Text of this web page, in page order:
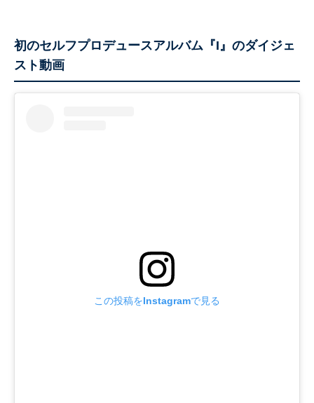
初のセルフプロデュースアルバム『I』のダイジェ
スト動画
この投稿をInstagramで見る